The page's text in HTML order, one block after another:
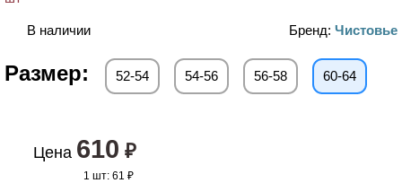
В наличии Бренд: Чистовье
Размер: 52-54 54-56 56-58 60-64
Цена 610 ₽
1 шт:61 ₽